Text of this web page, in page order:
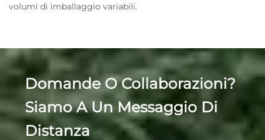
volumi di imballaggio variabili.
Domande O Collaborazioni?
Siamo A Un Messaggio Di
Distanza